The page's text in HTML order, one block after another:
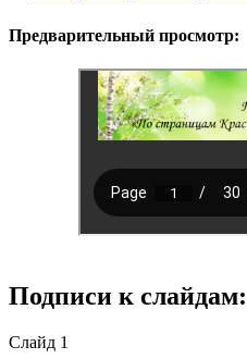
Предварительный просмотр:
Подписи к слайдам:
Слайд 1